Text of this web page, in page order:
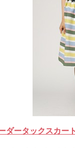
ダータックスカート